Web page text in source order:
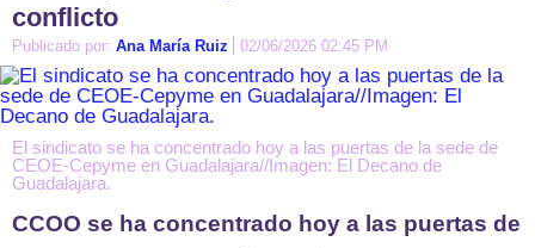
conflicto
Publicado por: Ana María Ruiz 02/06/2026 02:45 PM
El sindicato se ha concentrado hoy a las puertas de la sede de
CEOE-Cepyme en Guadalajara//Imagen: El Decano de
Guadalajara.
CCOO se ha concentrado hoy a las puertas de